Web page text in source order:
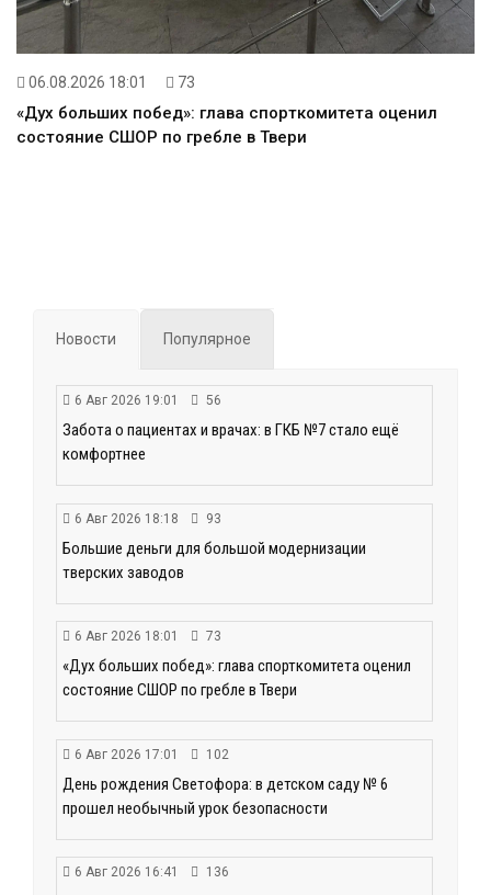
06.08.2026 18:01 73
«Дух больших побед»: глава спорткомитета оценил
состояние СШОР по гребле в Твери
Новости Популярное
6 Авг 2026 19:01 56
Забота о пациентах и врачах: в ГКБ №7 стало ещё
комфортнее
6 Авг 2026 18:18 93
Большие деньги для большой модернизации
тверских заводов
6 Авг 2026 18:01 73
«Дух больших побед»: глава спорткомитета оценил
состояние СШОР по гребле в Твери
6 Авг 2026 17:01 102
День рождения Светофора: в детском саду № 6
прошел необычный урок безопасности
6 Авг 2026 16:41 136